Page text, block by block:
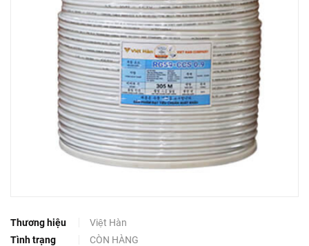
Thương hiệu
Việt Hàn
Tình trạng
CÒN HÀNG